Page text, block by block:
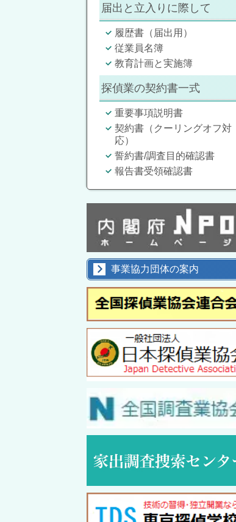
届出と立入りに際して
履歴書（届出用）
従業員名簿
教育計画と実施簿
探偵業の契約書一式
重要事項説明書
契約書（クーリングオフ対
応）
誓約書/調査目的確認書
報告書受領確認書
事業協力団体の案内